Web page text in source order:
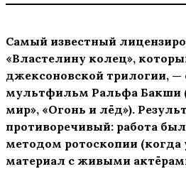
Самый известный
«Властелину колец»,
джексоновской трилогии,
мультфильм Ральфа Бакши
мир», «Огонь и лёд»).
противоречивый: работа
методом ротоскопии (когда
материал с живыми